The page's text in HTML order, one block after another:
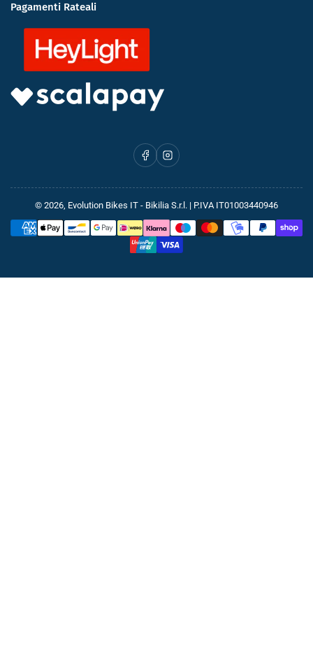
Pagamenti Rateali
FacebookInstagram
© 2026, Evolution Bikes IT - Bikilia S.r.l. | P.IVA IT01003440946
Metodi
di
pagamento